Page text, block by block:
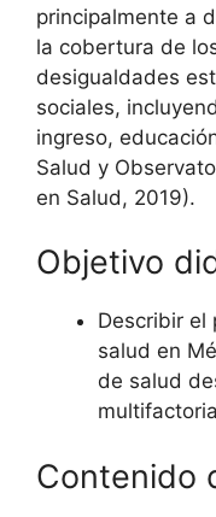
principalmente a
la cobertura de
desigualdades
sociales,
ingreso,
Salud y
en Salud, 2019).
Objetivo
Describir el
salud en
de salud
Contenido